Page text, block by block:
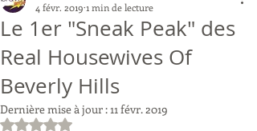
Le 1er "Sneak Peak" des
Real Housewives Of
Beverly Hills
4 févr. 2019 1 min de lecture
Dernière mise à jour :11 févr. 2019
Noté NaN étoiles sur 5.